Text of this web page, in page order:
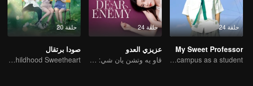
حلقة 24
My Sweet Professor
The professor goes back to campus as a student.
حلقة 24
عزيزي العدو
قاو يه وتشن يان شي: من أفضل الأصدقاء إلى أعداء لدودين
حلقة 20
صودا برتقال
Fight to Win My Childhood Sweetheart